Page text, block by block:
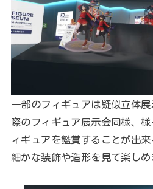
一部のフィギュアは疑似立体
際のフィギュア展示会同様、
ィギュアを鑑賞することが出
細かな装飾や造形を見て楽しめ